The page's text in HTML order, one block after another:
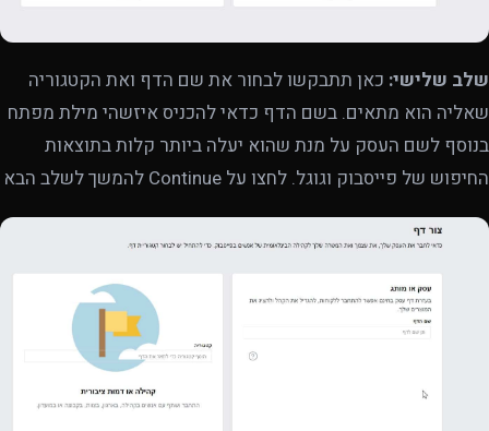
שלב שלישי: כאן תתבקשו לבחור את שם הדף ואת הקטגוריה
שאליה הוא מתאים. בשם הדף כדאי להכניס איזשהי מילת מפתח
בנוסף לשם העסק על מנת שהוא יעלה ביותר קלות בתוצאות
החיפוש של פייסבוק וגוגל. לחצו על Continue להמשך לשלב הבא